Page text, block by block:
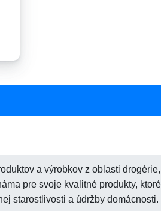
a výrobkov z oblasti drogérie,
pre svoje kvalitné produkty,
starostlivosti a údržby domácnosti.